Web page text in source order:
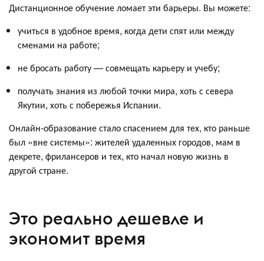
Дистанционное обучение ломает эти барьеры. Вы можете:
учиться в удобное время, когда дети спят или между
сменами на работе;
не бросать работу — совмещать карьеру и учебу;
получать знания из любой точки мира, хоть с севера
Якутии, хоть с побережья Испании.
Онлайн-образование стало спасением для тех, кто раньше
был «вне системы»: жителей удаленных городов, мам в
декрете, фрилансеров и тех, кто начал новую жизнь в
другой стране.
Это реально дешевле и
экономит время